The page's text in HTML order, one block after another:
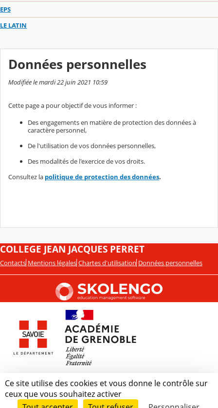
EPS
LE LATIN
Données personnelles
Modifiée le mardi 22 juin 2021 10:59
Cette page a pour objectif de vous informer :
Des engagements en matière de protection des données à
caractère personnel,
De l'utilisation de vos données personnelles,
Des modalités de l'exercice de vos droits.
Consultez la politique de protection des données.
COLLEGE JEAN JACQUES PERRET
Contacts Mentions légales Chartes d'utilisation Données personnelles
Ce site utilise des cookies et vous donne le contrôle sur
ceux que vous souhaitez activer